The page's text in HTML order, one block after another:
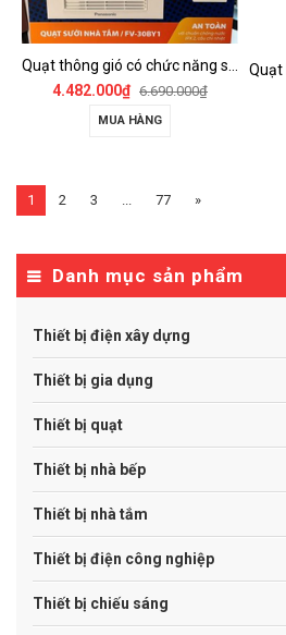
4.482.000₫ 6.690.000₫
MUA HÀNG
1 2 3 ... 77 »
Danh mục sản phẩm
Thiết bị điện xây dựng
Thiết bị gia dụng
Thiết bị quạt
Thiết bị nhà bếp
Thiết bị nhà tắm
Thiết bị điện công nghiệp
Thiết bị chiếu sáng